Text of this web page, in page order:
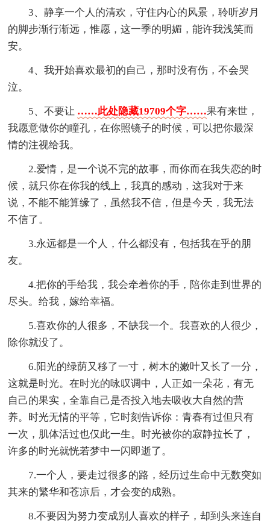
3、静享一个人的清欢，守住内心的风景，聆听岁月
的脚步渐行渐远，惟愿，这一季的明媚，能许我浅笑而
安。
4、我开始喜欢最初的自己，那时没有伤，不会哭
泣。
5、不要让 ……此处隐藏19709个字……果有来世，
我愿意做你的瞳孔，在你照镜子的时候，可以把你最深
情的注视给我。
2.爱情，是一个说不完的故事，而你而在我失恋的时
候，就只你在你我的线上，我真的感动，这我对于来
说，不能不能算缘了，虽然我不信，但是今天，我无法
不信了。
3.永远都是一个人，什么都没有，包括我在乎的朋
友。
4.把你的手给我，我会牵着你的手，陪你走到世界的
尽头。给我，嫁给幸福。
5.喜欢你的人很多，不缺我一个。我喜欢的人很少，
除你就没了。
6.阳光的绿荫又移了一寸，树木的嫩叶又长了一分，
这就是时光。在时光的咏叹调中，人正如一朵花，有无
自己的果实，全靠自己是否投入地去吸收大自然的营
养。时光无情的平等，它时刻告诉你：青春有过但只有
一次，肌体活过也仅此一生。时光被你的寂静拉长了，
许多的时光就恍若梦中一闪即逝了。
7.一个人，要走过很多的路，经历过生命中无数突如
其来的繁华和苍凉后，才会变的成熟。
8.不要因为努力变成别人喜欢的样子，却到头来连自